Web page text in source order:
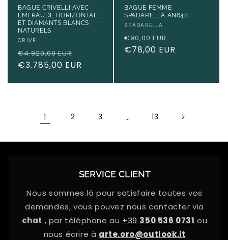
BAGUE CRIVELLI AVEC
ÉMERAUDE HORIZONTALE
ET DIAMANTS BLANCS
NATURELS
Fournisseur :
CRIVELLI
Prix
habituel
€4.920,00 EUR
promotionnel
€3.785,00 EUR
BAGUE FEMME
SPADARELLA AN648
Fournisseur :
SPADARELLA
Prix
habituel
€90,00 EUR
€78,00 EUR
1 2 3 … 13
SERVICE CLIENT
Nous sommes là pour satisfaire toutes vos
demandes, vous pouvez nous contacter via
chat , par téléphone au +39 350 536 0731 ou
nous écrire à arte.oro@outlook.it